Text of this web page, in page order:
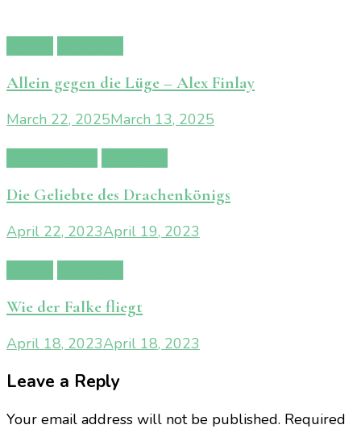
Allein gegen die Lüge – Alex Finlay
March 22, 2025March 13, 2025
Die Geliebte des Drachenkönigs
April 22, 2023April 19, 2023
Wie der Falke fliegt
April 18, 2023April 18, 2023
Leave a Reply
Your email address will not be published. Required